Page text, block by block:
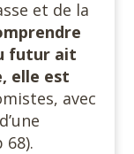
et de la
futur ait
elle est
avec
68).